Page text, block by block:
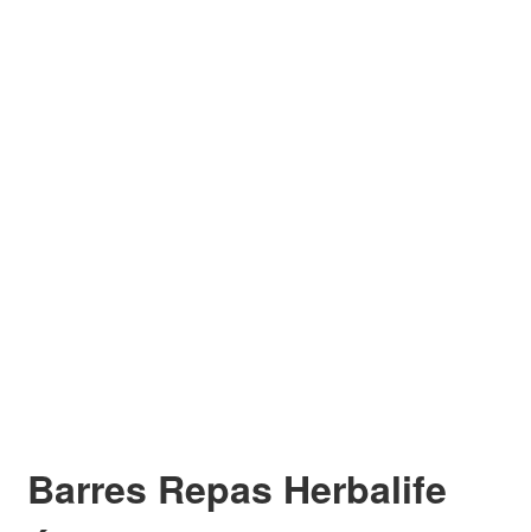
Barres Repas Herbalife